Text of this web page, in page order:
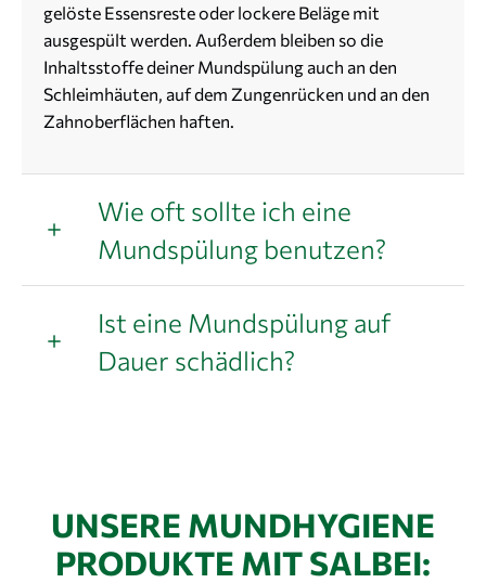
gelöste Essensreste oder lockere Beläge mit
ausgespült werden. Außerdem bleiben so die
Inhaltsstoffe deiner Mundspülung auch an den
Schleimhäuten, auf dem Zungenrücken und an den
Zahnoberflächen haften.
Wie oft sollte ich eine
Mundspülung benutzen?
Ist eine Mundspülung auf
Dauer schädlich?
UNSERE MUNDHYGIENE
PRODUKTE MIT SALBEI: